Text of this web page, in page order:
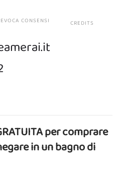
CONSENSI CREDITS
per comprare
in un bagno di